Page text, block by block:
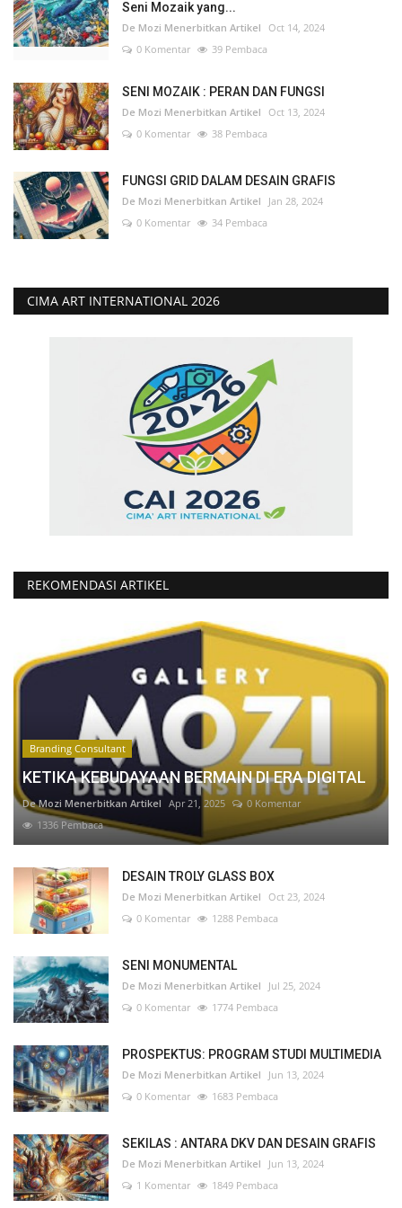
Seni Mozaik yang...
De Mozi Menerbitkan Artikel
Oct 14, 2024
0 Komentar
39 Pembaca
SENI MOZAIK : PERAN DAN FUNGSI
De Mozi Menerbitkan Artikel
Oct 13, 2024
0 Komentar
38 Pembaca
FUNGSI GRID DALAM DESAIN GRAFIS
De Mozi Menerbitkan Artikel
Jan 28, 2024
0 Komentar
34 Pembaca
CIMA ART INTERNATIONAL 2026
REKOMENDASI ARTIKEL
Branding Consultant
KETIKA KEBUDAYAAN BERMAIN DI ERA DIGITAL
De Mozi Menerbitkan Artikel Apr 21, 2025
0 Komentar
1336 Pembaca
DESAIN TROLY GLASS BOX
De Mozi Menerbitkan Artikel
Oct 23, 2024
0 Komentar
1288 Pembaca
SENI MONUMENTAL
De Mozi Menerbitkan Artikel
Jul 25, 2024
0 Komentar
1774 Pembaca
PROSPEKTUS: PROGRAM STUDI MULTIMEDIA
De Mozi Menerbitkan Artikel
Jun 13, 2024
0 Komentar
1683 Pembaca
SEKILAS : ANTARA DKV DAN DESAIN GRAFIS
De Mozi Menerbitkan Artikel
Jun 13, 2024
1 Komentar
1849 Pembaca